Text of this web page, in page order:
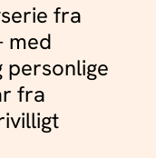
fra
med
personlige
fra